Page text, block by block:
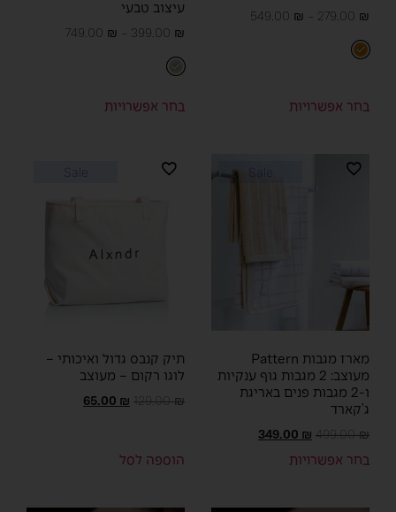
279.00 ₪
–
549.00 ₪
בחר אפשרויות
עיצוב טבעי
399.00 ₪
–
749.00 ₪
בחר אפשרויות
מארז מגבות Pattern
מעוצב: 2 מגבות גוף ענקיות
ו-2 מגבות פנים באריגת
ג’קארד
499.00₪
349.00 ₪
בחר אפשרויות
Sale
תיק קנבס גדול ואיכותי –
לוגו רקום – מעוצב
129.00₪
65.00 ₪
הוספה לסל